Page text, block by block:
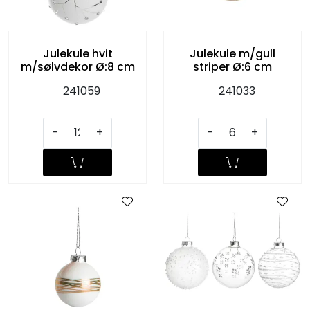
Julekule hvit
m/sølvdekor Ø:8 cm
241059
- +
Julekule m/gull
striper Ø:6 cm
241033
- +
KJØKKEN
MØBLER
GAVESETT
ACCESSORIES